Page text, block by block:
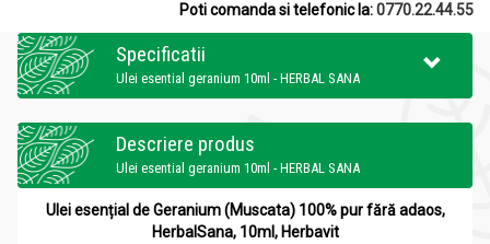
Poti comanda si telefonic la:0770.22.44.55
Specificatii
Ulei esential geranium 10ml - HERBAL SANA
Descriere produs
Ulei esential geranium 10ml - HERBAL SANA
Ulei esențial de Geranium (Muscata) 100% pur fără adaos,
HerbalSana, 10ml, Herbavit